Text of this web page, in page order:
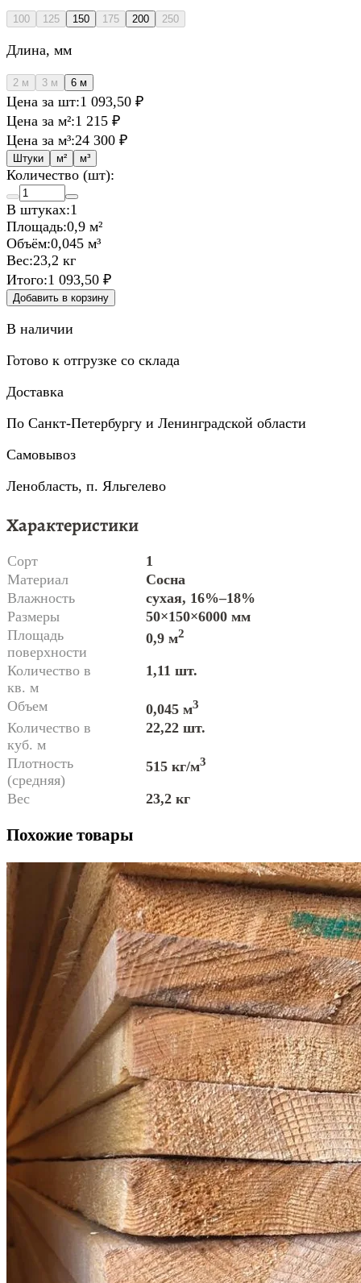
100 125 150 175 200 250
Длина, мм
2 м 3 м 6 м
Цена за шт:1 093,50 ₽
Цена за м²:1 215 ₽
Цена за м³:24 300 ₽
Штуки м² м³
Количество (шт):
В штуках:1
Площадь:0,9 м²
Объём:0,045 м³
Вес:23,2 кг
Итого:1 093,50 ₽
Добавить в корзину
В наличии
Готово к отгрузке со склада
Доставка
По Санкт-Петербургу и Ленинградской области
Самовывоз
Ленобласть, п. Яльгелево
Характеристики
Сорт
1
Материал
Сосна
Влажность
сухая, 16%–18%
Размеры
50×150×6000 мм
Площадь
поверхности
0,9 м2
Количество в
кв. м
1,11 шт.
Объем 0,045 м3
Количество в
куб. м
22,22 шт.
Плотность
(средняя)
515 кг/м3
Вес 23,2 кг
Похожие товары